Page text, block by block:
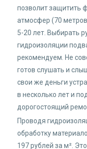
позволит защитить
атмосфер (70
5-20 лет. Выбирать
гидроизоляции
рекомендуем. Не
готов слушать и
свои же деньги
в несколько лет и
дорогостоящий
Проводя
обработку
197 рублей за м².